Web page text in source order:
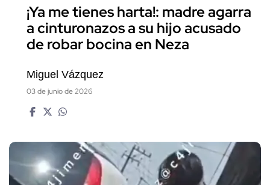
¡Ya me tienes harta!: madre agarra
a cinturonazos a su hijo acusado
de robar bocina en Neza
Miguel Vázquez
03 de junio de 2026